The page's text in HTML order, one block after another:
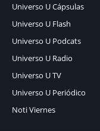
Universo U Cápsulas
Universo U Flash
Universo U Podcats
Universo U Radio
Universo U TV
Universo U Periódico
Noti Viernes